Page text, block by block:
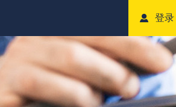
登录